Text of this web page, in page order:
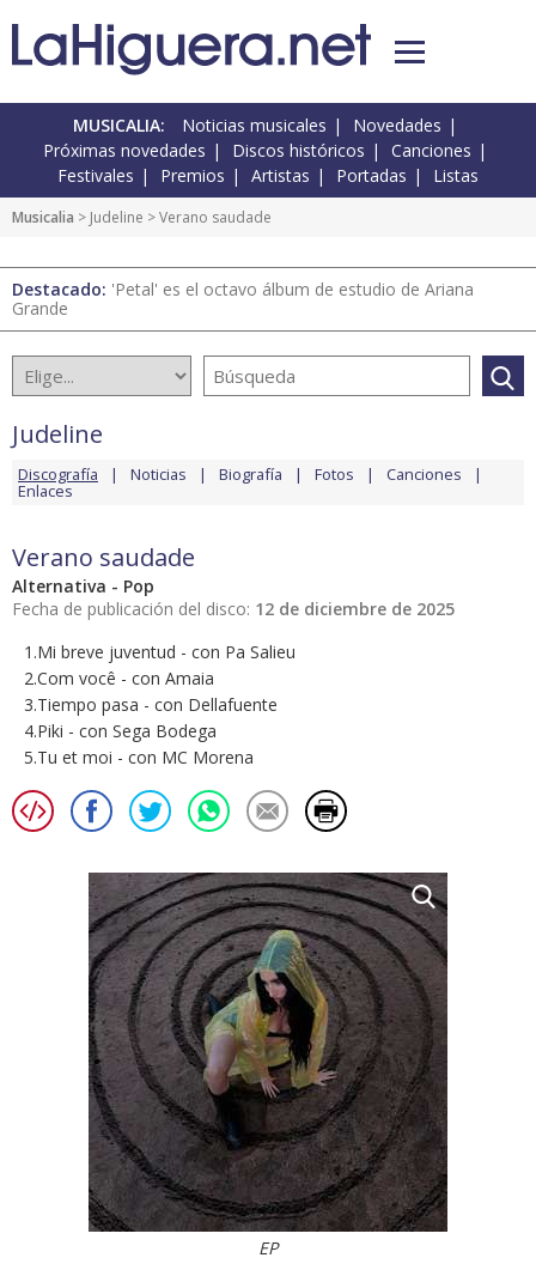
MUSICALIA: Noticias musicales
Novedades
Próximas novedades
Discos históricos
Canciones
Festivales
Premios Artistas Portadas Listas
Musicalia > Judeline > Verano saudade
Destacado: 'Petal' es el octavo álbum de estudio de Ariana
Grande
Judeline
Discografía Noticias Biografía Fotos Canciones
Enlaces
Verano saudade
Alternativa - Pop
Fecha de publicación del disco: 12 de diciembre de 2025
1.Mi breve juventud - con Pa Salieu
2.Com você - con Amaia
3.Tiempo pasa - con Dellafuente
4.Piki - con Sega Bodega
5.Tu et moi - con MC Morena
EP